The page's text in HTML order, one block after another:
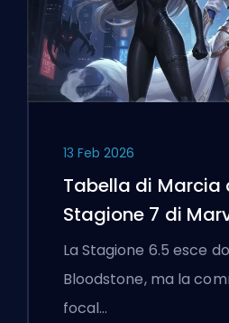
13 Feb 2026
Tabella di Marcia
Stagione 7 di
Black Cat, White
Monsters Take
La Stagione 6.5 esce
Bloodstone, ma la
focal…